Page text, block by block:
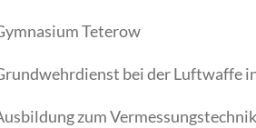
Teterow
bei der Luftwaffe
zum